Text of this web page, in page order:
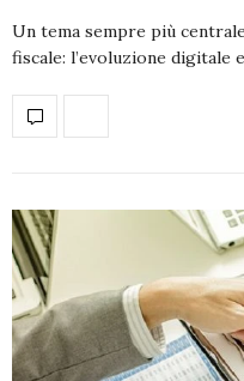
Un tema sempre più
fiscale: l’evoluzione digitale